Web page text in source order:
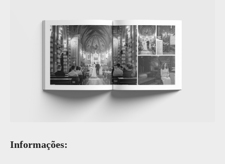
Informações: